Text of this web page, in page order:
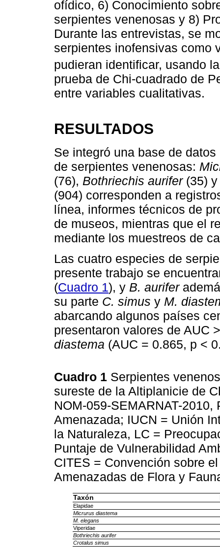
ofídico, 6) Conocimiento
serpientes venenosas y 8)
Durante las entrevistas, se
serpientes inofensivas como
pudieran identificar, usando
prueba de Chi-cuadrado de
entre variables cualitativas.
RESULTADOS
Se integró una base de
de serpientes venenosas:
(76), Bothriechis aurifer(35)
(904) corresponden a
línea, informes técnicos de
de museos, mientras que el
mediante los muestreos de
Las cuatro especies de
presente trabajo se
(Cuadro 1), y B. aurifer
su parte C. simus y M.
abarcando algunos países
presentaron valores de AUC
diastema (AUC = 0.865, p <
Cuadro 1 Serpientes
sureste de la Altiplanicie de
NOM-059-SEMARNAT-
Amenazada; IUCN = Unión
la Naturaleza, LC =
Puntaje de Vulnerabilidad
CITES = Convención sobre
Amenazadas de Flora y
Taxón
Elapidae
Micrurus diastema
M. elegans
Viperidae
Bothriechis aurifer
Crotalus simus